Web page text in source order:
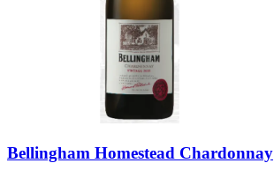
Bellingham Homestead Chardonnay